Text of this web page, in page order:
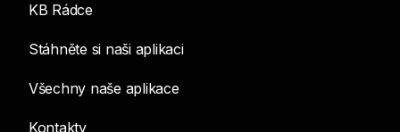
KB Rádce
Stáhněte si naši aplikaci
Všechny naše aplikace
Kontakty